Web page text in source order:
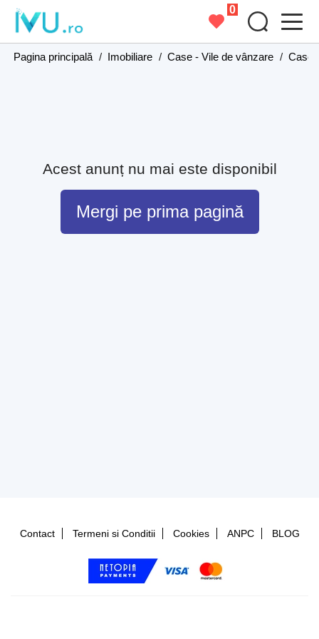
0
Pagina principală / Imobiliare / Case - Vile de vânzare / Case
Acest anunț nu mai este disponibil
Mergi pe prima pagină
Contact Termeni si Conditii Cookies ANPC BLOG